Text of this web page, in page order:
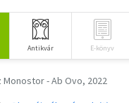
Antikvár E-könyv
- Ab Ovo, 2022